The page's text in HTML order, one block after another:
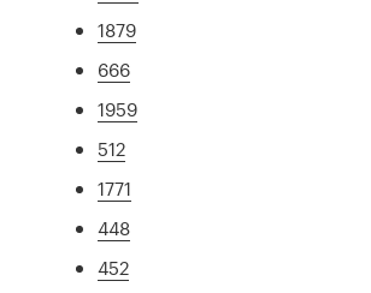
1879
666
1959
512
1771
448
452